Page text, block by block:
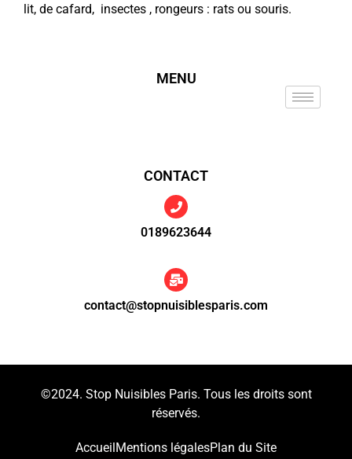
lit, de cafard, insectes , rongeurs : rats ou souris.
MENU
CONTACT
0189623644
contact@stopnuisiblesparis.com
©2024. Stop Nuisibles Paris. Tous les droits sont
réservés.
AccueilMentions légalesPlan du Site